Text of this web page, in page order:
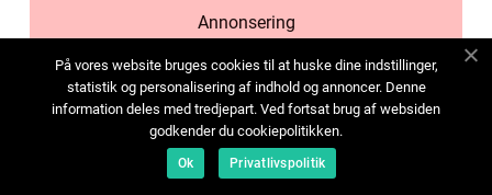
Annonsering
Cookies
Kontakta oss
Sitemap
På vores website bruges cookies til at huske dine indstillinger,
statistik og personalisering af indhold og annoncer. Denne
information deles med tredjepart. Ved fortsat brug af websiden
godkender du cookiepolitikken.
Ok Privatlivspolitik